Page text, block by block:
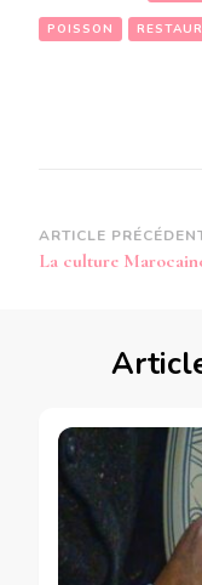
POISSON
Navigation
d’article
ARTICLE
La culture